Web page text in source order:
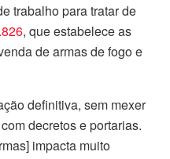
trabalho para tratar de
, que estabelece as
de armas de fogo e
definitiva, sem mexer
decretos e portarias.
impacta muito